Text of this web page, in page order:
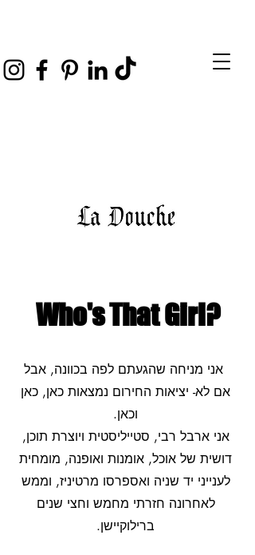
Who's That Girl?
אני מניחה שהגעתם לפה בכוונה, אבל
אם לא- יציאות החירום נמצאות כאן, כאן
וכאן.
אני ארבל רבי, סטייליסטית ויוצרת תוכן,
דושית של אוכל, אומנות ואופנה, מומחית
לענייני יד שניה ואספרסו מרטיניז, וממש
לאחרונה חזרתי מחמש וחצי שנים
ברילוקיישן.